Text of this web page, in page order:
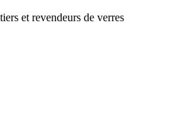
et revendeurs de verres